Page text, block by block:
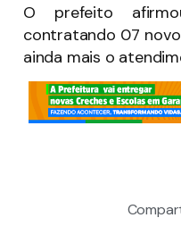
O prefeito
contratando 07
ainda mais o